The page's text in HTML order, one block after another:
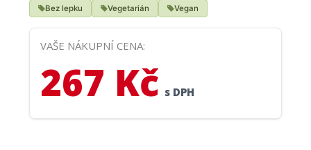
zážitek z jídla. Někdy je považována za „olivu pro
začátečníky“. Zkuste je na olivovém oleji jemně
celými stroužky česneku a podávejte po
Bez lepku Vegetarián Vegan
VAŠE NÁKUPNÍ CENA:
267 Kč s DPH